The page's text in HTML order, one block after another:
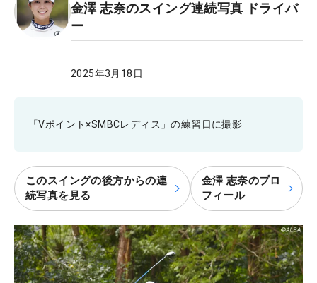
金澤 志奈のスイング連続写真 ドライバ
ー
2025年3月18日
「Vポイント×SMBCレディス」の練習日に撮影
このスイングの後方からの連
続写真を見る
金澤 志奈のプロ
フィール